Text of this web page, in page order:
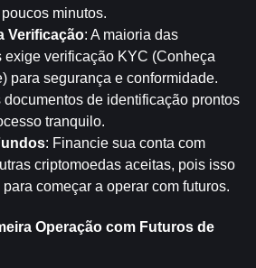
minutos.
Verificação: A maioria das
exige verificação KYC (Conheça
para segurança e conformidade.
documentos de identificação prontos
tranquilo.
: Financie sua conta com
criptomoedas aceitas, pois isso
começar a operar com futuros.
Operação com Futuros de